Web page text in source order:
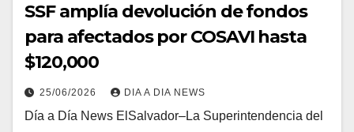
SSF amplía devolución de fondos
para afectados por COSAVI hasta
$120,000
25/06/2026 DIA A DIA NEWS
Día a Día News ElSalvador–La Superintendencia del